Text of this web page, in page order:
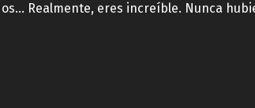
Realmente, eres increíble. Nunca